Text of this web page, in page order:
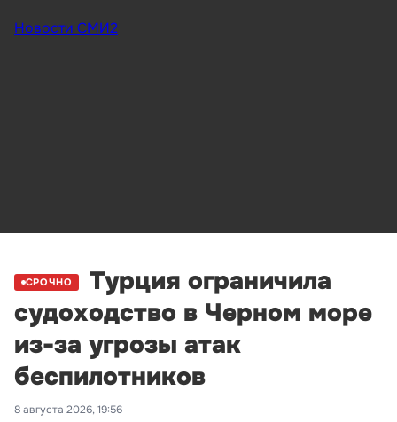
Новости СМИ2
СРОЧНО
Турция ограничила
судоходство в Черном море
из-за угрозы атак
беспилотников
8 августа 2026, 19:56